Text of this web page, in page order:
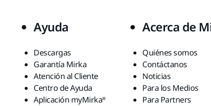
Ayuda
Descargas
Garantía Mirka
Atención al Cliente
Centro de Ayuda
Aplicación myMirka®
Acerca de
Quiénes somos
Contáctanos
Noticias
Para los Medios
Para Partners